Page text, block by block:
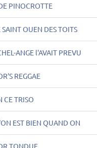
PINOCROTTE
OUEN DES TOITS
ANGE l'AVAIT PREVU
REGGAE
CE TRISO
EST BIEN QUAND ON
TONDUE